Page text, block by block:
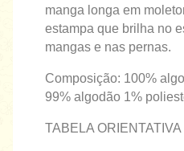
manga longa em
estampa que brilha no
mangas e nas pernas.
Composição: 100%
99% algodão 1%
TABELA